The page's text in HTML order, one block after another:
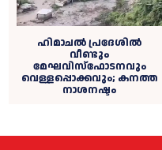
ഹിമാചല്‍ പ്രദേശില്‍
വീണ്ടും
മേഘവിസ്‌ഫോടനവും
വെള്ളപ്പൊക്കവും; കനത്ത
നാശനഷ്ടം